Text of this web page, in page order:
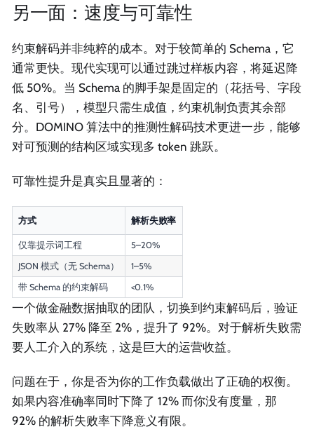
另一面：速度与可靠性
约束解码并非纯粹的成本。对于较简单的 Schema，它
通常更快。现代实现可以通过跳过样板内容，将延迟降
低 50%。当 Schema 的脚手架是固定的（花括号、字段
名、引号），模型只需生成值，约束机制负责其余部
分。DOMINO 算法中的推测性解码技术更进一步，能够
对可预测的结构区域实现多 token 跳跃。
可靠性提升是真实且显著的：
方式 解析失败率
仅靠提示词工程
5–20%
JSON 模式（无 Schema）
1–5%
带 Schema 的约束解码
<0.1%
一个做金融数据抽取的团队，切换到约束解码后，验证
失败率从 27% 降至 2%，提升了 92%。对于解析失败需
要人工介入的系统，这是巨大的运营收益。
问题在于，你是否为你的工作负载做出了正确的权衡。
如果内容准确率同时下降了 12% 而你没有度量，那
92% 的解析失败率下降意义有限。